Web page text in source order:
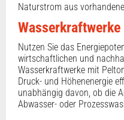
Naturstrom aus
Nutzen Sie das
wirtschaftlichen und
Wasserkraftwerke mit
Druck- und Höhenenergie
unabhängig davon, ob die
Abwasser- oder